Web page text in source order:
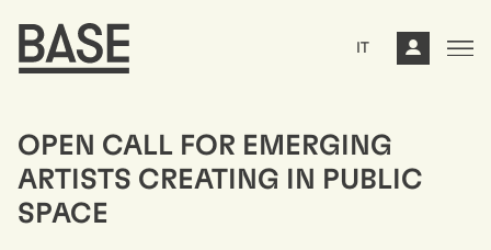
IT
OPEN CALL FOR EMERGING
ARTISTS CREATING IN PUBLIC
SPACE